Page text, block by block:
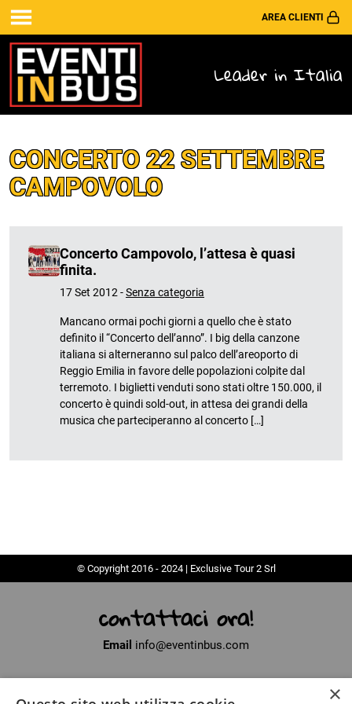
AREA CLIENTI
Leader in Italia
CONCERTO 22 SETTEMBRE
CAMPOVOLO
Concerto Campovolo, l’attesa è quasi
finita.
17 Set 2012 -Senza categoria
Mancano ormai pochi giorni a quello che è stato
definito il “Concerto dell’anno”. I big della canzone
italiana si alterneranno sul palco dell’areoporto di
Reggio Emilia in favore delle popolazioni colpite dal
terremoto. I biglietti venduti sono stati oltre 150.000, il
concerto è quindi sold-out, in attesa dei grandi della
musica che parteciperanno al concerto […]
© Copyright 2016 - 2024 | Exclusive Tour 2 Srl
contattaci ora!
Email info@eventinbus.com
×